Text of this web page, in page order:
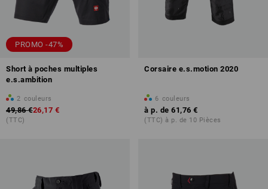
PROMO -47%
Short à poches multiples
e.s.ambition
2 couleurs
49,86 €26,17 €
(TTC)
Corsaire e.s.motion 2020
6 couleurs
à p. de 61,76 €
(TTC) à p. de 10 Pièces